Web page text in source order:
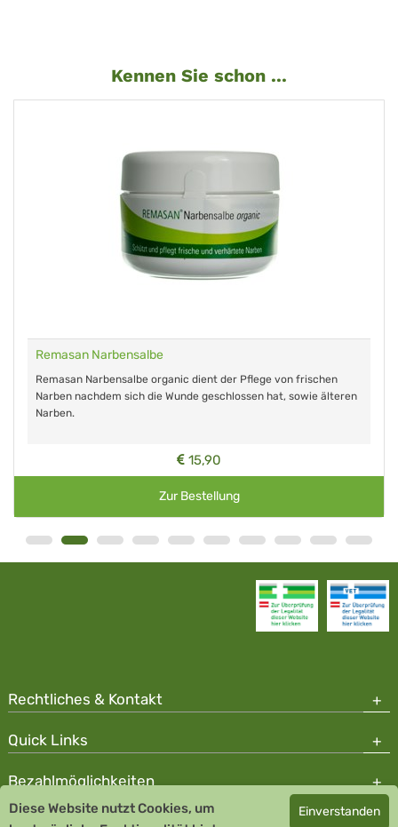
Kennen Sie schon ...
Remasan Narbensalbe
Remasan Narbensalbe organic dient der Pflege von frischen
Narben nachdem sich die Wunde geschlossen hat, sowie älteren
Narben.
15,90
Zur Bestellung
Rechtliches & Kontakt
Quick Links
Bezahlmöglichkeiten
Diese Website nutzt Cookies, um
Einverstanden